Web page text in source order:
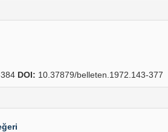
DOI: 10.37879/belleten.1972.143-377